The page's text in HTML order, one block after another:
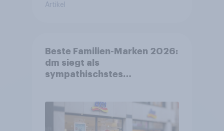
Artikel
Beste Familien-Marken 2026:
dm siegt als
sympathischstes